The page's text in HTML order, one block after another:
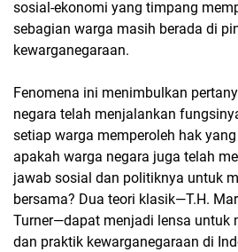
sosial-ekonomi yang timpang
sebagian warga masih berada di
kewarganegaraan.
Fenomena ini menimbulkan
negara telah menjalankan
setiap warga memperoleh hak
apakah warga negara juga telah
jawab sosial dan politiknya untuk
bersama? Dua teori klasik—T.H.
Turner—dapat menjadi lensa untuk
dan praktik kewarganegaraan di